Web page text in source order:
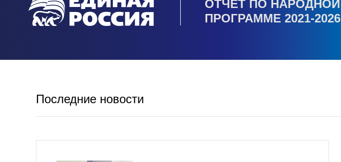
ОТЧЕТ ПО НАРОДНОЙ
ПРОГРАММЕ 2021-2026
Последние новости